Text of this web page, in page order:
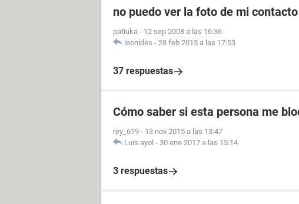
no puedo ver la foto de mi contacto
patiuka - 12 sep 2008 a las 16:36
leonides - 28 feb 2015 a las 17:53
37 respuestas
Cómo saber si esta persona me
rey_619 - 13 nov 2015 a las 13:47
Luis ayol - 30 ene 2017 a las 15:14
3 respuestas